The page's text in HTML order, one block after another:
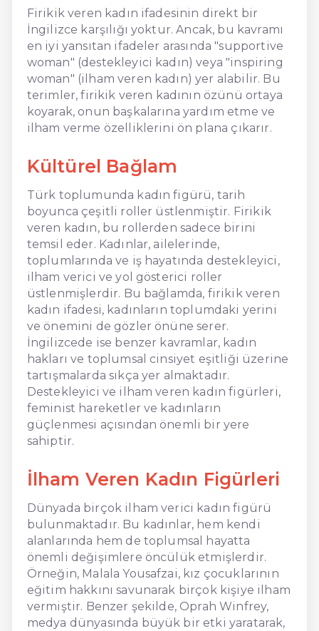
Firikik veren kadın ifadesinin direkt bir
İngilizce karşılığı yoktur. Ancak, bu kavramı
en iyi yansıtan ifadeler arasında "supportive
woman" (destekleyici kadın) veya "inspiring
woman" (ilham veren kadın) yer alabilir. Bu
terimler, firikik veren kadının özünü ortaya
koyarak, onun başkalarına yardım etme ve
ilham verme özelliklerini ön plana çıkarır.
Kültürel Bağlam
Türk toplumunda kadın figürü, tarih
boyunca çeşitli roller üstlenmiştir. Firikik
veren kadın, bu rollerden sadece birini
temsil eder. Kadınlar, ailelerinde,
toplumlarında ve iş hayatında destekleyici,
ilham verici ve yol gösterici roller
üstlenmişlerdir. Bu bağlamda, firikik veren
kadın ifadesi, kadınların toplumdaki yerini
ve önemini de gözler önüne serer.
İngilizcede ise benzer kavramlar, kadın
hakları ve toplumsal cinsiyet eşitliği üzerine
tartışmalarda sıkça yer almaktadır.
Destekleyici ve ilham veren kadın figürleri,
feminist hareketler ve kadınların
güçlenmesi açısından önemli bir yere
sahiptir.
İlham Veren Kadın Figürleri
Dünyada birçok ilham verici kadın figürü
bulunmaktadır. Bu kadınlar, hem kendi
alanlarında hem de toplumsal hayatta
önemli değişimlere öncülük etmişlerdir.
Örneğin, Malala Yousafzai, kız çocuklarının
eğitim hakkını savunarak birçok kişiye ilham
vermiştir. Benzer şekilde, Oprah Winfrey,
medya dünyasında büyük bir etki yaratarak,